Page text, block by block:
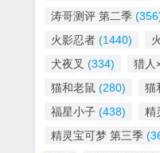
涛哥测评 第二季
火影忍者 (1440)
犬夜叉 (334) 猎人
猫和老鼠 (280) 猫
福星小子 (438) 精
精灵宝可梦 第三季